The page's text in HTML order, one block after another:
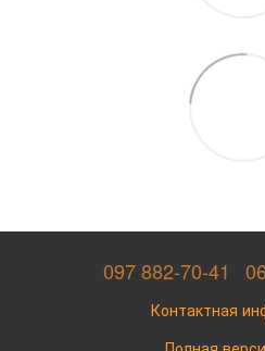
097 882-70-41
Контактная